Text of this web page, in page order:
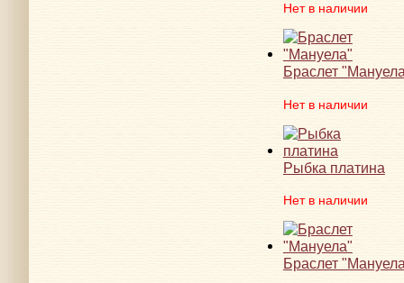
Нет в наличии
Браслет
Нет в наличии
Рыбка платина
Нет в наличии
Браслет